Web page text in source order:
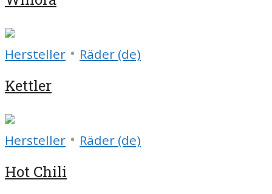
Hersteller • Räder (de)
Kettler
Hersteller • Räder (de)
Hot Chili